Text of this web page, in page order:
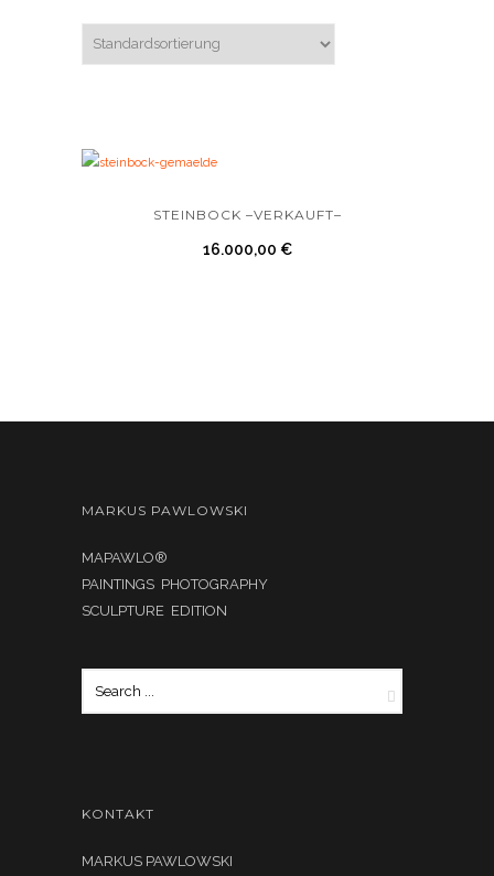
STEINBOCK –VERKAUFT–
16.000,00 €
MARKUS PAWLOWSKI
MAPAWLO®
PAINTINGS PHOTOGRAPHY
SCULPTURE EDITION
KONTAKT
MARKUS PAWLOWSKI